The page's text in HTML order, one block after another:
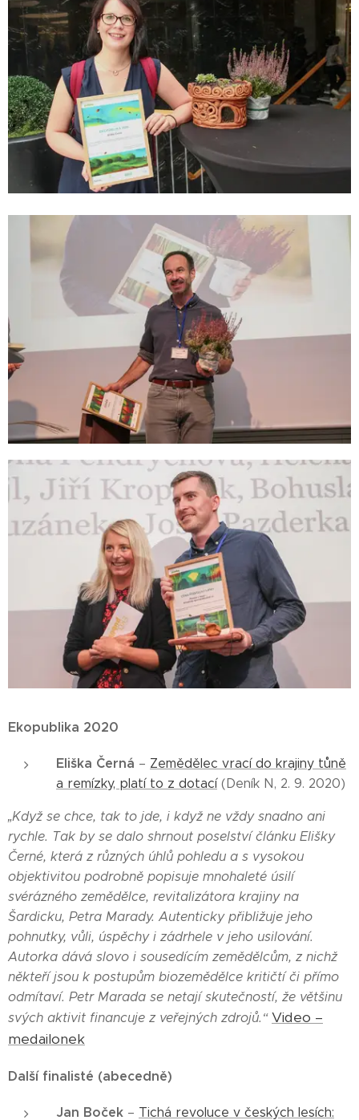
Ekopublika 2020
Eliška Černá – Zemědělec vrací do krajiny tůně
a remízky, platí to z dotací(Deník N, 2. 9. 2020)
„Když se chce, tak to jde, i když ne vždy snadno ani
rychle. Tak by se dalo shrnout poselství článku Elišky
Černé, která z různých úhlů pohledu a s vysokou
objektivitou podrobně popisuje mnohaleté úsilí
svérázného zemědělce, revitalizátora krajiny na
Šardicku, Petra Marady. Autenticky přibližuje jeho
pohnutky, vůli, úspěchy i zádrhele v jeho usilování.
Autorka dává slovo i sousedícím zemědělcům, z nichž
někteří jsou k postupům biozemědělce kritičtí či přímo
odmítaví. Petr Marada se netají skutečností, že většinu
svých aktivit financuje z veřejných zdrojů.“ Video –
medailonek
Další finalisté (abecedně)
Jan Boček – Tichá revoluce v českých lesích: